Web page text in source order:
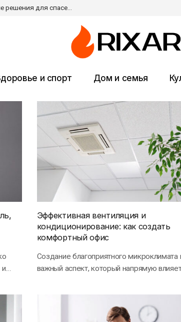
Оборудование для реанимации: современные решения для спасения жизни пациентов
и спорт Дом и семья
и
Эффективная вентиляция и
кондиционирование: как создать
комфортный офис
Создание благоприятного
важный аспект, который напрямую